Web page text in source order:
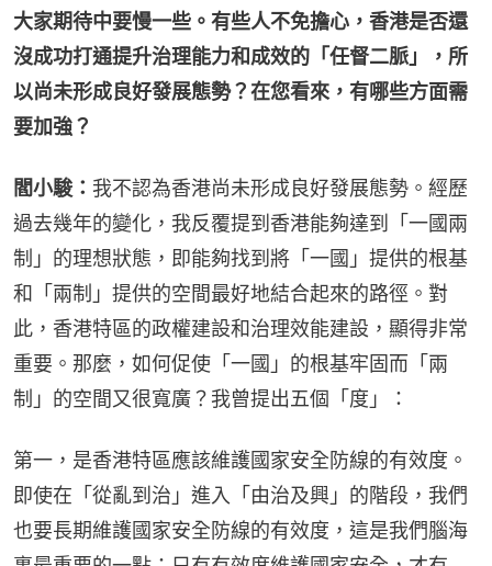
大家期待中要慢一些。有些人不免擔心，香港是否還
沒成功打通提升治理能力和成效的「任督二脈」，所
以尚未形成良好發展態勢？在您看來，有哪些方面需
要加強？
閻小駿： 我不認為香港尚未形成良好發展態勢。經歷
過去幾年的變化，我反覆提到香港能夠達到「一國兩
制」的理想狀態，即能夠找到將「一國」提供的根基
和「兩制」提供的空間最好地結合起來的路徑。對
此，香港特區的政權建設和治理效能建設，顯得非常
重要。那麼，如何促使「一國」的根基牢固而「兩
制」的空間又很寬廣？我曾提出五個「度」：
第一，是香港特區應該維護國家安全防線的有效度。
即使在「從亂到治」進入「由治及興」的階段，我們
也要長期維護國家安全防線的有效度，這是我們腦海